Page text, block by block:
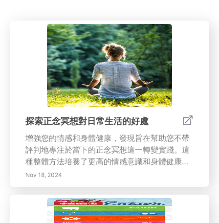
探索正念冥想對日常生活的好處
增強您的情感和身體健康，發現旨在幫助您不帶
評判地專注於當下的正念冥想這一轉變實踐。這
種整體方法培養了更高的情感意識和身體健康益
處，包括減輕壓力和焦慮以及改善睡眠和免疫功
能。探索心理優勢，包括提高專注力、情感韌性
和增強的人際關係。學習將正念融入您日常生活
的實用技巧，從正念飲食到冥想練習。無論您是
初學者還是希望深化練習，我們的綜合指南提供
Nov 18, 2024